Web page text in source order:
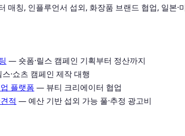
매칭, 인플루언서 섭외, 화장품 브랜드 협업, 일본
— 숏폼·릴스 캠페인 기획부터 정산까지
·쇼츠 캠페인 제작 대행
플랫폼 — 뷰티 크리에이터 협업
적 — 예산 기반 섭외 가능 풀·추정 광고비